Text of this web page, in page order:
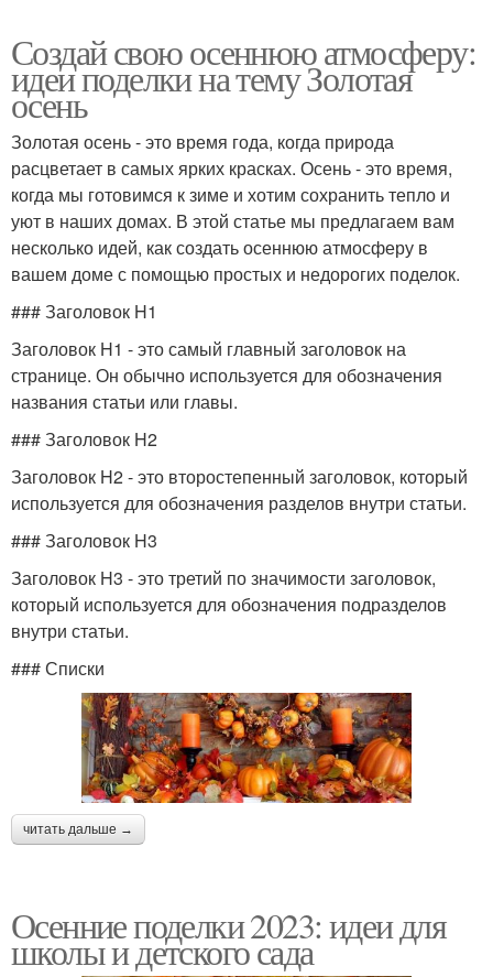
Создай свою осеннюю атмосферу:
идеи поделки на тему Золотая
осень
Золотая осень - это время года, когда природа
расцветает в самых ярких красках. Осень - это время,
когда мы готовимся к зиме и хотим сохранить тепло и
уют в наших домах. В этой статье мы предлагаем вам
несколько идей, как создать осеннюю атмосферу в
вашем доме с помощью простых и недорогих поделок.
### Заголовок H1
Заголовок H1 - это самый главный заголовок на
странице. Он обычно используется для обозначения
названия статьи или главы.
### Заголовок H2
Заголовок H2 - это второстепенный заголовок, который
используется для обозначения разделов внутри статьи.
### Заголовок H3
Заголовок H3 - это третий по значимости заголовок,
который используется для обозначения подразделов
внутри статьи.
### Списки
читать дальше →
Осенние поделки 2023: идеи для
школы и детского сада